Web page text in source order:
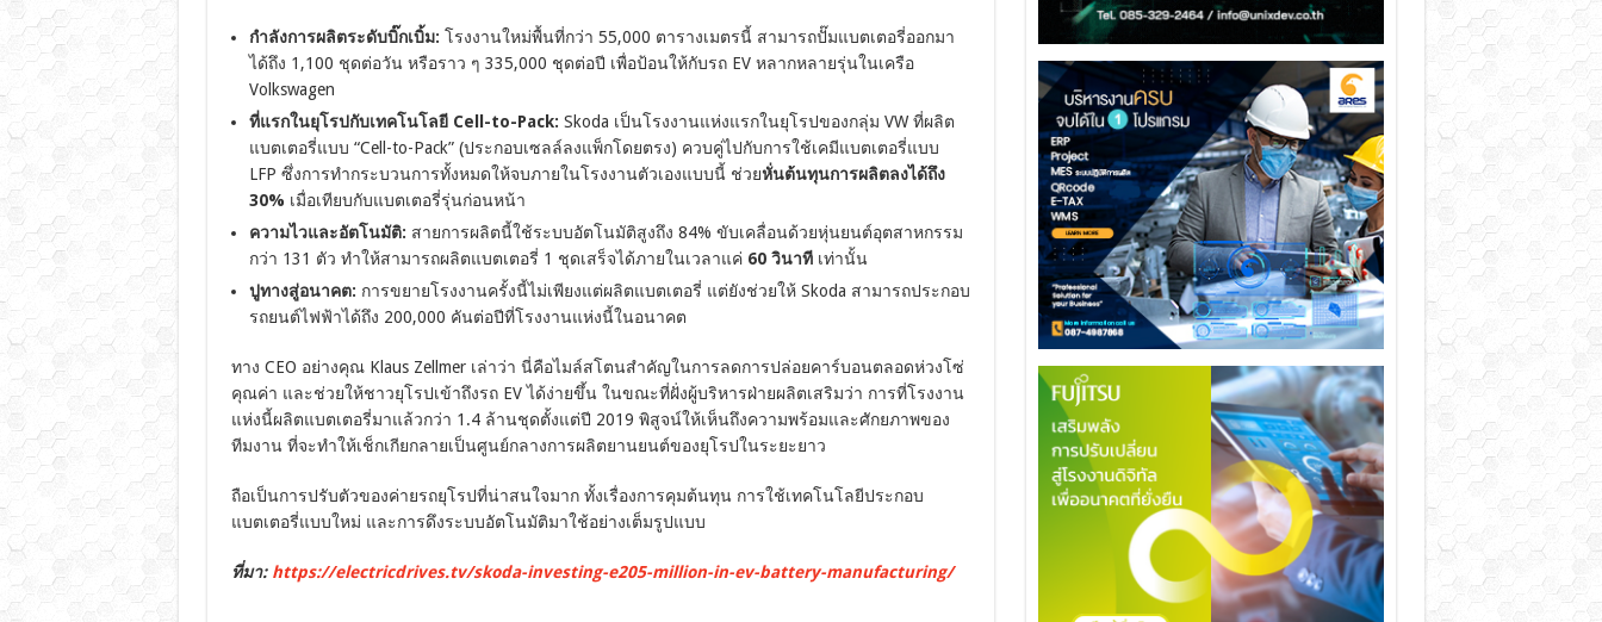
กำลังการผลิตระดับบิ๊กเบิ้ม: โรงงานใหม่พื้นที่กว่า 55,000 ตารางเมตรนี้ สามารถปั๊มแบตเตอรี่ออกมา
ได้ถึง 1,100 ชุดต่อวัน หรือราว ๆ 335,000 ชุดต่อปี เพื่อป้อนให้กับรถ EV หลากหลายรุ่นในเครือ
Volkswagen
ที่แรกในยุโรปกับเทคโนโลยี Cell-to-Pack: Skoda เป็นโรงงานแห่งแรกในยุโรปของกลุ่ม VW ที่ผลิต
แบตเตอรี่แบบ “Cell-to-Pack” (ประกอบเซลล์ลงแพ็กโดยตรง) ควบคู่ไปกับการใช้เคมีแบตเตอรี่แบบ
LFP ซึ่งการทำกระบวนการทั้งหมดให้จบภายในโรงงานตัวเองแบบนี้ ช่วยหั่นต้นทุนการผลิตลงได้ถึง
30% เมื่อเทียบกับแบตเตอรี่รุ่นก่อนหน้า
ความไวและอัตโนมัติ: สายการผลิตนี้ใช้ระบบอัตโนมัติสูงถึง 84% ขับเคลื่อนด้วยหุ่นยนต์อุตสาหกรรม
กว่า 131 ตัว ทำให้สามารถผลิตแบตเตอรี่ 1 ชุดเสร็จได้ภายในเวลาแค่ 60 วินาทีเท่านั้น
ปูทางสู่อนาคต: การขยายโรงงานครั้งนี้ไม่เพียงแต่ผลิตแบตเตอรี่ แต่ยังช่วยให้ Skoda สามารถประกอบ
รถยนต์ไฟฟ้าได้ถึง 200,000 คันต่อปีที่โรงงานแห่งนี้ในอนาคต
ทาง CEO อย่างคุณ Klaus Zellmer เล่าว่า นี่คือไมล์สโตนสำคัญในการลดการปล่อยคาร์บอนตลอดห่วงโซ่
คุณค่า และช่วยให้ชาวยุโรปเข้าถึงรถ EV ได้ง่ายขึ้น ในขณะที่ฝั่งผู้บริหารฝ่ายผลิตเสริมว่า การที่โรงงาน
แห่งนี้ผลิตแบตเตอรี่มาแล้วกว่า 1.4 ล้านชุดตั้งแต่ปี 2019 พิสูจน์ให้เห็นถึงความพร้อมและศักยภาพของ
ทีมงาน ที่จะทำให้เช็กเกียกลายเป็นศูนย์กลางการผลิตยานยนต์ของยุโรปในระยะยาว
ถือเป็นการปรับตัวของค่ายรถยุโรปที่น่าสนใจมาก ทั้งเรื่องการคุมต้นทุน การใช้เทคโนโลยีประกอบ
แบตเตอรี่แบบใหม่ และการดึงระบบอัตโนมัติมาใช้อย่างเต็มรูปแบบ
ที่มา: https://electricdrives.tv/skoda-investing-e205-million-in-ev-battery-manufacturing/